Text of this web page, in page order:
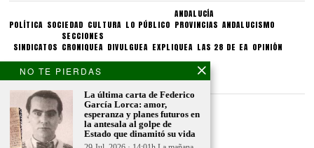
POLÍTICA SOCIEDAD CULTURA LO PÚBLICO
ANDALUCÍA
PROVINCIAS ANDALUCISMO
SINDICATOS
SECCIONES
CRONIQUEA DIVULGUEA EXPLIQUEA LAS 28 DE EA OPINIÓN
CONDICIONES LEGALES
Aviso legal
Politica de privacidad
Politica de condiciones
NO TE PIERDAS
La última carta de Federico
García Lorca: amor,
esperanza y planes futuros en
la antesala al golpe de
Estado que dinamitó su vida